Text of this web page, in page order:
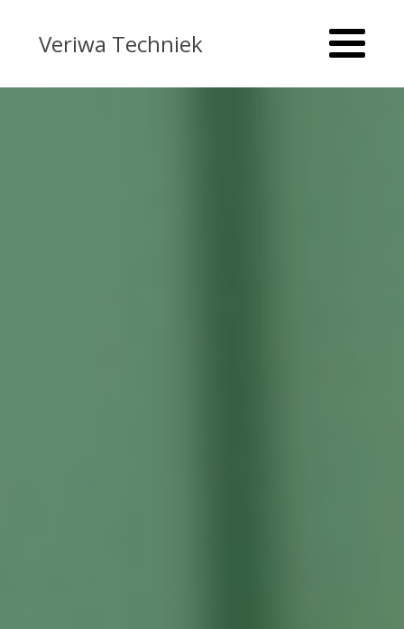
Veriwa Techniek